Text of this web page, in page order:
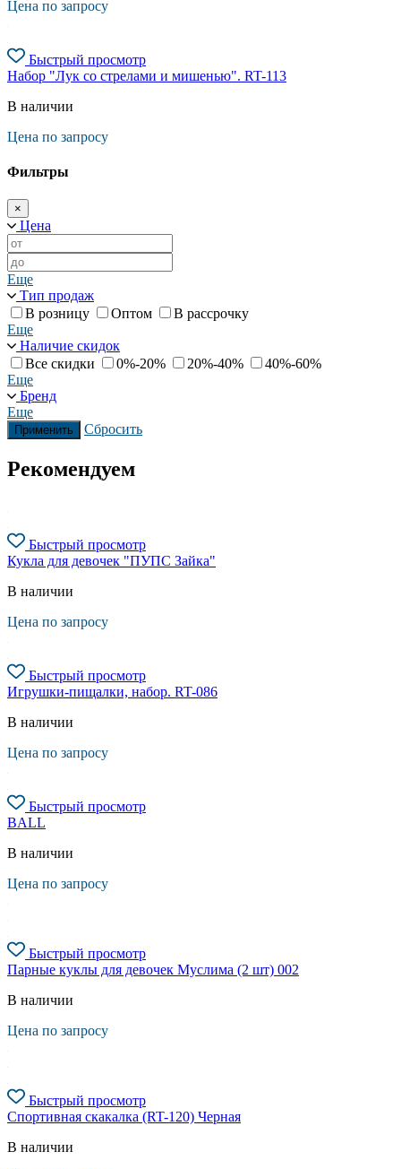
Цена по запросу
Быстрый просмотр
Набор "Лук со стрелами и мишенью". RT-113
В наличии
Цена по запросу
Фильтры
×
Цена
Еще
Тип продаж
В розницу
Оптом
В рассрочку
Еще
Наличие скидок
Все скидки
0%-20% 20%-40%
40%-60%
Еще
Бренд
Еще
Применить Сбросить
Рекомендуем
Быстрый просмотр
Кукла для девочек "ПУПС Зайка"
В наличии
Цена по запросу
Быстрый просмотр
Игрушки-пищалки, набор. RT-086
В наличии
Цена по запросу
Быстрый просмотр
BALL
В наличии
Цена по запросу
Быстрый просмотр
Парные куклы для девочек Муслима (2 шт) 002
В наличии
Цена по запросу
Быстрый просмотр
Спортивная скакалка (RT-120) Черная
В наличии